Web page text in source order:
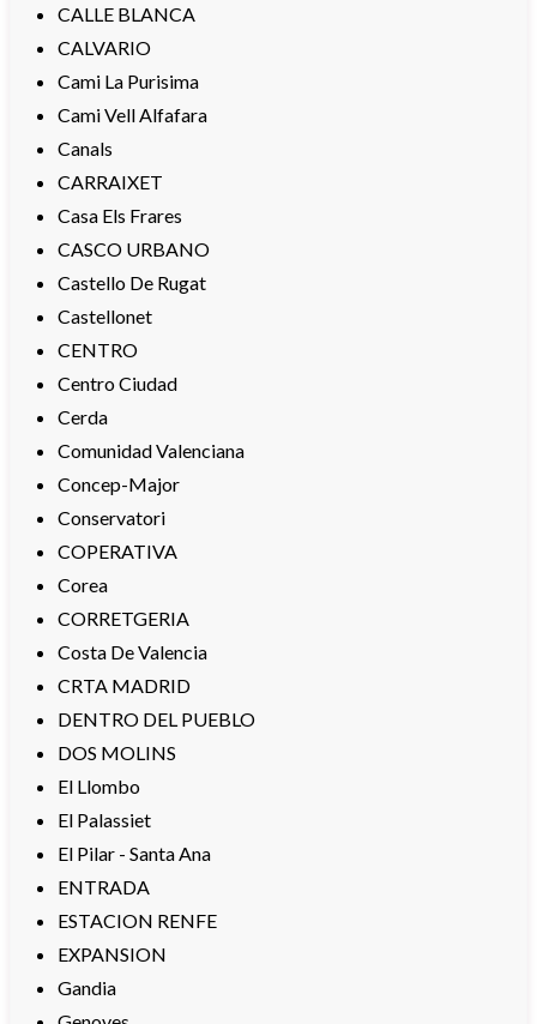
CALLE BLANCA
CALVARIO
Cami La Purisima
Cami Vell Alfafara
Canals
CARRAIXET
Casa Els Frares
CASCO URBANO
Castello De Rugat
Castellonet
CENTRO
Centro Ciudad
Cerda
Comunidad Valenciana
Concep-Major
Conservatori
COPERATIVA
Corea
CORRETGERIA
Costa De Valencia
CRTA MADRID
DENTRO DEL PUEBLO
DOS MOLINS
El Llombo
El Palassiet
El Pilar - Santa Ana
ENTRADA
ESTACION RENFE
EXPANSION
Gandia